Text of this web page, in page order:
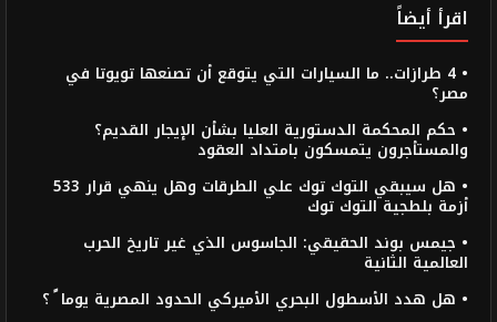
اقرأ أيضاً
• 4 طرازات.. ما السيارات التي يتوقع أن تصنعها تويوتا في
مصر؟
• حكم المحكمة الدستورية العليا بشأن الإيجار القديم؟
والمستأجرون يتمسكون بامتداد العقود
• هل سيبقي التوك توك علي الطرقات وهل ينهي قرار 533
أزمة بلطجية التوك توك
• جيمس بوند الحقيقي: الجاسوس الذي غير تاريخ الحرب
العالمية الثانية
• هل هدد الأسطول البحري الأميركي الحدود المصرية يوما ً ؟